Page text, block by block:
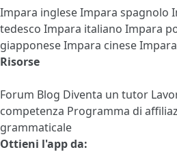
Impara ingleseImpara spagnolo
tedesco Impara italiano Impara
giapponeseImpara cinese
Risorse
Forum Blog Diventa un tutor
competenza Programma di
grammaticale
Ottieni l'app da: